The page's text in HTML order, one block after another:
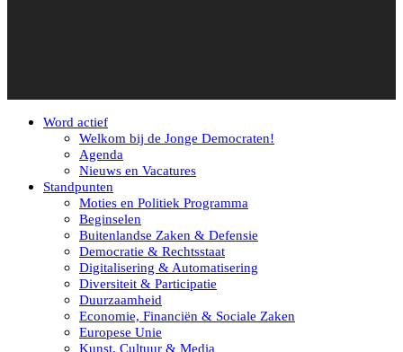
Word actief
Welkom bij de Jonge Democraten!
Agenda
Nieuws en Vacatures
Standpunten
Moties en Politiek Programma
Beginselen
Buitenlandse Zaken & Defensie
Democratie & Rechtsstaat
Digitalisering & Automatisering
Diversiteit & Participatie
Duurzaamheid
Economie, Financiën & Sociale Zaken
Europese Unie
Kunst, Cultuur & Media